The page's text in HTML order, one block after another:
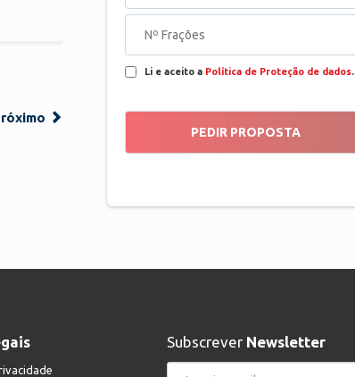
Li e aceito a Política de Proteção de dados.
Subscrever Newsletter